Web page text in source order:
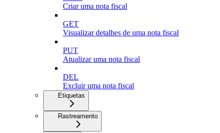
Criar uma nota fiscal
GET
Visualizar detalhes de uma nota fiscal
PUT
Atualizar uma nota fiscal
DEL
Excluir uma nota fiscal
Etiquetas
Rastreamento